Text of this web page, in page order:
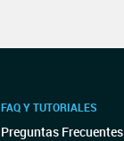
FAQ Y TUTORIALES
Preguntas Frecuentes